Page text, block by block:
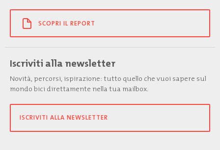
SCOPRI IL REPORT
Iscriviti alla newsletter
Novità, percorsi, ispirazione: tutto quello che vuoi sapere sul
mondo bici direttamente nella tua mailbox.
ISCRIVITI ALLA NEWSLETTER